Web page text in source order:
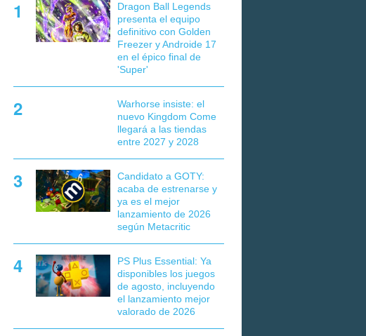
Dragon Ball Legends
presenta el equipo
definitivo con Golden
Freezer y Androide 17
en el épico final de
'Super'
Warhorse insiste: el
nuevo Kingdom Come
llegará a las tiendas
entre 2027 y 2028
Candidato a GOTY:
acaba de estrenarse y
ya es el mejor
lanzamiento de 2026
según Metacritic
PS Plus Essential: Ya
disponibles los juegos
de agosto, incluyendo
el lanzamiento mejor
valorado de 2026